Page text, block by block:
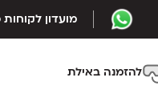
מועדון לקוחות GoClub
להזמנה באילת